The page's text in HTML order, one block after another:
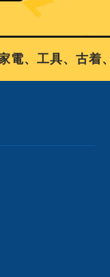
工具、古着